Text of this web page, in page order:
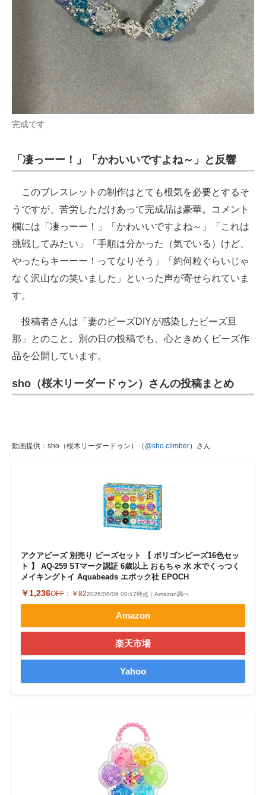
完成です
「凄っーー！」「かわいいですよね～」と反響
このブレスレットの制作はとても根気を必要とするそ
うですが、苦労しただけあって完成品は豪華。コメント
欄には「凄っーー！」「かわいいですよね～」「これは
挑戦してみたい」「手順は分かった（気でいる）けど、
やったらキーーー！ってなりそう」「約何粒ぐらいじゃ
なく沢山なの笑いました」といった声が寄せられていま
す。
投稿者さんは「妻のビーズDIYが感染したビーズ旦
那」とのこと。別の日の投稿でも、心ときめくビーズ作
品を公開しています。
sho（桜木リーダードゥン）さんの投稿まとめ
動画提供：sho（桜木リーダードゥン）（ @sho.climber）さん
アクアビーズ 別売り ビーズセット 【 ポリゴンビーズ16色セッ
ト 】 AQ-259 STマーク認証 6歳以上 おもちゃ 水 水でくっつく
メイキングトイ Aquabeads エポック社 EPOCH
￥1,236OFF： ￥822026/06/06 00:17時点｜Amazon調べ
Amazon
楽天市場
Yahoo